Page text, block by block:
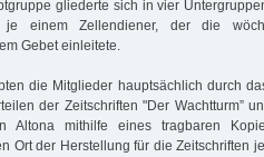
gliederte sich in vier
einem Zellendiener, der die
Gebet einleitete.
die Mitglieder hauptsächlich durch
der Zeitschriften "Der Wachtturm”
Altona mithilfe eines tragbaren
Ort der Herstellung für die Zeitschriften